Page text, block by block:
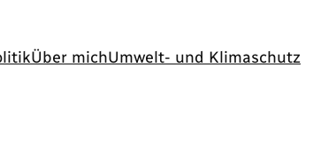
Über michUmwelt- und Klimaschutz